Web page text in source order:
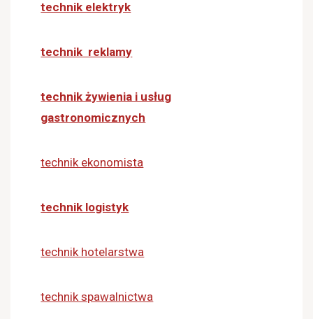
technik elektryk
technik reklamy
technik żywienia i usług
gastronomicznych
technik ekonomista
technik logistyk
technik hotelarstwa
technik spawalnictwa